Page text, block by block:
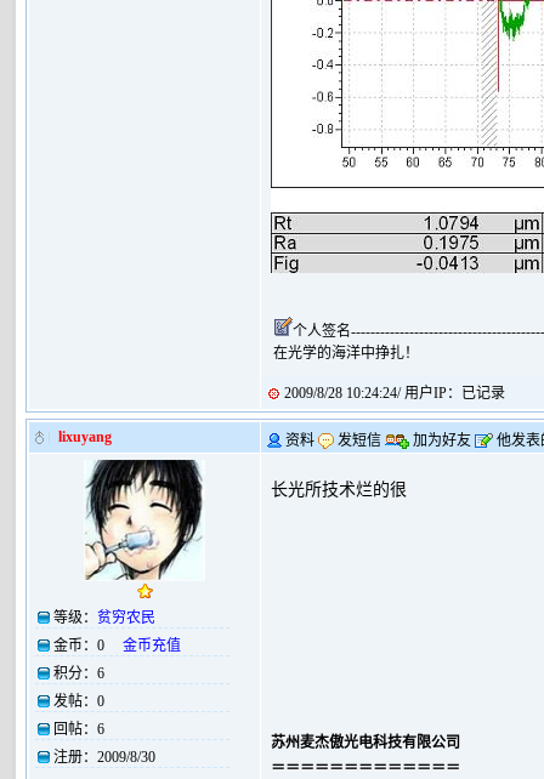
个人签名
在光学的海洋中挣扎！
2009/8/28 10:24:24/ 用户IP：已记录
lixuyang 资料 发短信 加为好友 他发表
等级： 贫穷农民
金币： 0
金币充值
积分： 6
发帖： 0
回帖： 6
注册： 2009/8/30
长光所技术烂的很
苏州麦杰傲光电科技有限公司
＝＝＝＝＝＝＝＝＝＝＝＝＝